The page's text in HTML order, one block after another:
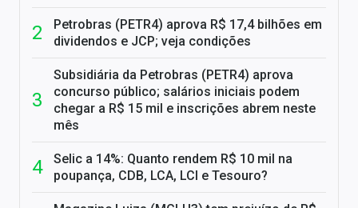
Petrobras (PETR4) aprova R$ 17,4 bilhões em
dividendos e JCP; veja condições
Subsidiária da Petrobras (PETR4) aprova
concurso público; salários iniciais podem
chegar a R$ 15 mil e inscrições abrem neste
mês
Selic a 14%: Quanto rendem R$ 10 mil na
poupança, CDB, LCA, LCI e Tesouro?